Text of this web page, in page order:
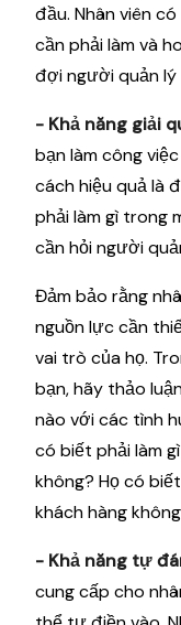
đầu. Nhân viên
cần phải làm và
đợi người quản lý
- Khả năng giải
bạn làm công
cách hiệu quả là
phải làm gì trong
cần hỏi người
Đảm bảo rằng
nguồn lực cần
vai trò của họ.
bạn, hãy thảo
nào với các tình
có biết phải làm
không? Họ có
khách hàng
- Khả năng tự
cung cấp cho